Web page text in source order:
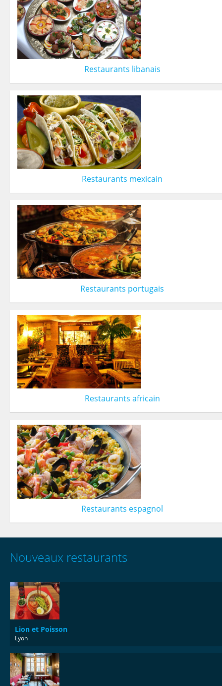
Restaurants libanais
Restaurants mexicain
Restaurants portugais
Restaurants africain
Restaurants espagnol
Nouveaux restaurants
Lion et Poisson
Lyon